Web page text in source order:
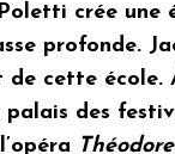
crée une
profonde.
cette école.
des